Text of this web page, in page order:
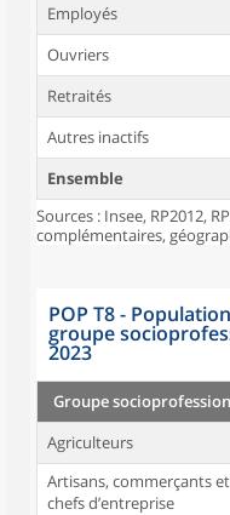
Employés
Ouvriers
Retraités
Autres inactifs
Ensemble
Sources : Insee, RP2012,
complémentaires,
POP T8 -
groupe
2023
Groupe
Agriculteurs
Artisans, commerçants et
chefs d’entreprise